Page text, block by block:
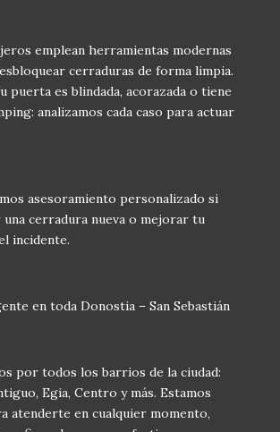
emplean herramientas modernas
cerraduras de forma limpia.
puerta es blindada, acorazada o tiene
analizamos cada caso para actuar
asesoramiento personalizado si
una cerradura nueva o mejorar tu
incidente.
en toda Donostia – San Sebastián
por todos los barrios de la ciudad:
Egia, Centro y más. Estamos
atenderte en cualquier momento,